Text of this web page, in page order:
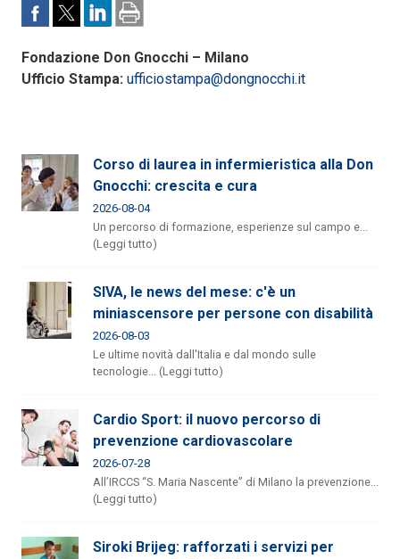
Fondazione Don Gnocchi – Milano
Ufficio Stampa: ufficiostampa@dongnocchi.it
Corso di laurea in infermieristica alla Don
Gnocchi: crescita e cura
2026-08-04
Un percorso di formazione, esperienze sul campo e...
(Leggi tutto)
SIVA, le news del mese: c'è un
miniascensore per persone con disabilità
2026-08-03
Le ultime novità dall'Italia e dal mondo sulle
tecnologie... (Leggi tutto)
Cardio Sport: il nuovo percorso di
prevenzione cardiovascolare
2026-07-28
All’IRCCS “S. Maria Nascente” di Milano la prevenzione...
(Leggi tutto)
Siroki Brijeg: rafforzati i servizi per